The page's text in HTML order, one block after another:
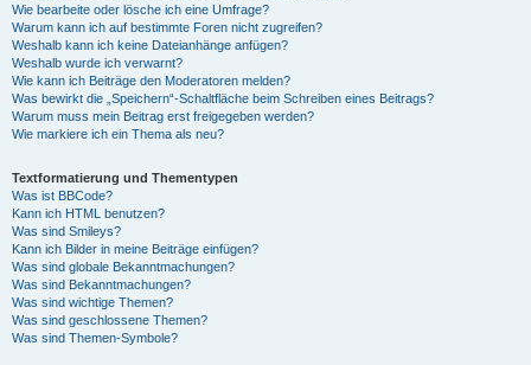
Wie bearbeite oder lösche ich eine Umfrage?
Warum kann ich auf bestimmte Foren nicht zugreifen?
Weshalb kann ich keine Dateianhänge anfügen?
Weshalb wurde ich verwarnt?
Wie kann ich Beiträge den Moderatoren melden?
Was bewirkt die „Speichern“-Schaltfläche beim Schreiben eines Beitrags?
Warum muss mein Beitrag erst freigegeben werden?
Wie markiere ich ein Thema als neu?
Textformatierung und Thementypen
Was ist BBCode?
Kann ich HTML benutzen?
Was sind Smileys?
Kann ich Bilder in meine Beiträge einfügen?
Was sind globale Bekanntmachungen?
Was sind Bekanntmachungen?
Was sind wichtige Themen?
Was sind geschlossene Themen?
Was sind Themen-Symbole?